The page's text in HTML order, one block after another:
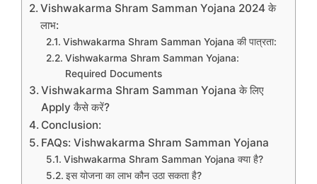
Vishwakarma Shram Samman Yojana 2024 के
लाभ:
Vishwakarma Shram Samman Yojana की पात्रता:
Vishwakarma Shram Samman Yojana:
Required Documents
Vishwakarma Shram Samman Yojana के लिए
Apply कैसे करें?
Conclusion:
FAQs: Vishwakarma Shram Samman Yojana
Vishwakarma Shram Samman Yojana क्या है?
इस योजना का लाभ कौन उठा सकता है?